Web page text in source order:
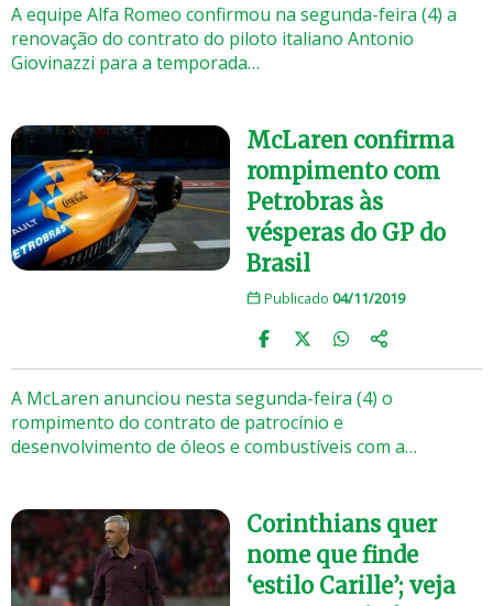
A equipe Alfa Romeo confirmou na segunda-feira (4) a
renovação do contrato do piloto italiano Antonio
Giovinazzi para a temporada…
McLaren confirma
rompimento com
Petrobras às
vésperas do GP do
Brasil
Publicado 04/11/2019
A McLaren anunciou nesta segunda-feira (4) o
rompimento do contrato de patrocínio e
desenvolvimento de óleos e combustíveis com a…
Corinthians quer
nome que finde
‘estilo Carille’; veja